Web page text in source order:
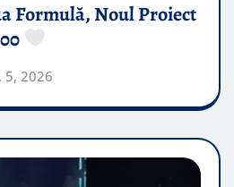
Formulă, Noul Proiect
5, 2026